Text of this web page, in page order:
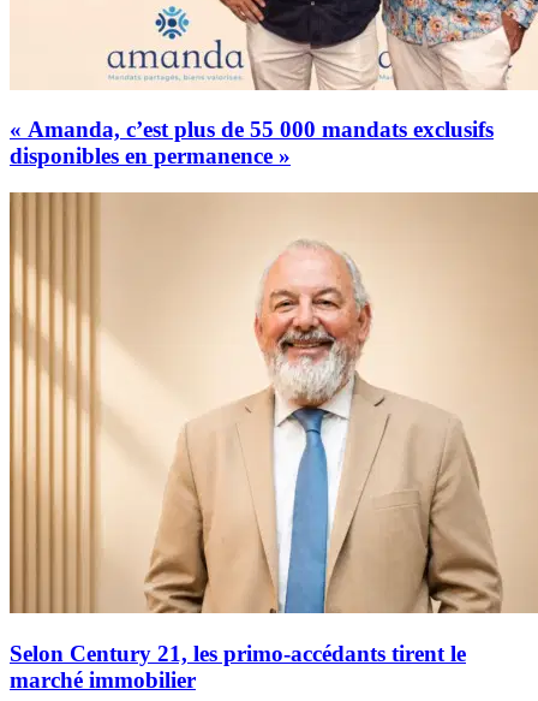
« Amanda, c’est plus de 55 000 mandats exclusifs
disponibles en permanence »
Selon Century 21, les primo-accédants tirent le
marché immobilier